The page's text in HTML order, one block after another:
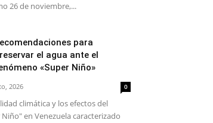
26 de noviembre,...
para
el agua ante el
«Super Niño»
2026 0
climática y los efectos del
en Venezuela caracterizado